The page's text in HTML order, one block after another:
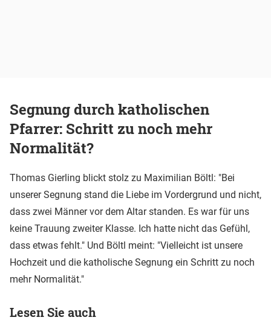
Segnung durch katholischen
Pfarrer: Schritt zu noch mehr
Normalität?
Thomas Gierling blickt stolz zu Maximilian Böltl: "Bei
unserer Segnung stand die Liebe im Vordergrund und nicht,
dass zwei Männer vor dem Altar standen. Es war für uns
keine Trauung zweiter Klasse. Ich hatte nicht das Gefühl,
dass etwas fehlt." Und Böltl meint: "Vielleicht ist unsere
Hochzeit und die katholische Segnung ein Schritt zu noch
mehr Normalität."
Lesen Sie auch